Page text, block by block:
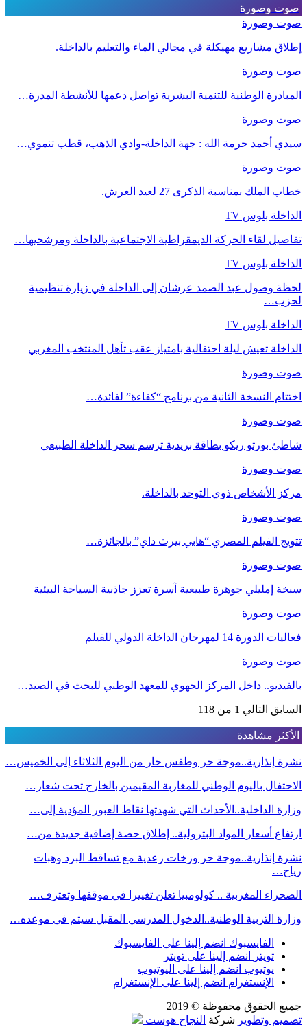
صوت وصورة
صوت وصورة
إطلاق مشاريع مهيكلة في مجالي الماء والتعليم بالداخلة.
صوت وصورة
المبادرة الوطنية للتنمية البشرية تواصل دعمها للأنشطة المدرة…
صوت وصورة
سيدي أحمد حرمة الله : جهة الداخلة-وادي الذهب، قطب تنموي…
صوت وصورة
خطاب الملك بمناسبة الذكرى 27 لعيد العرش.
الداخلة بلوس TV
تفاصيل لقاء الحركة الديمقراطية الاجتماعية بالداخلة ومرشحيها…
الداخلة بلوس TV
لحظة وصول عبد الصمد عرشان إلى الداخلة في زيارة تنظيمية
لحزب…
الداخلة بلوس TV
الداخلة تعيش ليلة احتفالية بامتياز عقب تأهل المنتخب المغربي
صوت وصورة
اختتام النسخة الثانية من برنامج “كفاءة” لفائدة…
صوت وصورة
شاطئ بورتو ريكو بطاقة بريدية ترسم سحر الداخلة الطبيعي
صوت وصورة
مركز الأشخاص ذوي التوحد بالداخلة.
صوت وصورة
تتويج الفيلم المصري “هابي بيرث داي” بالجائزة…
صوت وصورة
سبخة إمليلي جوهرة طبيعية آسرة تعزز جاذبية السياحة البيئية
صوت وصورة
فعاليات الدورة 14 لمهرجان الداخلة الدولي للفيلم
صوت وصورة
بالفيديو.. داخل المركز الجهوي للمعهد الوطني للبحث في الصيد…
السابق التالي 1 من 118
الأكثر مشاهدة
نشرة إنذارية..موجة حر وطقس حار من اليوم الثلاثاء إلى الخميس…
الاحتفال باليوم الوطني للمغاربة المقيمين بالخارج تحت شعار…
وزارة الداخلية..الأحداث التي شهدتها نقاط العبور المؤدية إلى…
ارتفاع أسعار المواد البترولية.. إطلاق حصة إضافية جديدة من…
نشرة إنذارية..موجة حر وزخات رعدية مع تساقط البرد وهبات
رياح…
الصحراء المغربية .. كولومبيا تعلن تغييرا في موقفها وتعترف…
وزارة التربية الوطنية..الدخول المدرسي المقبل سیتم في موعده…
الفايسبوك انضم إلينا على الفايسبوك
تويتر
انضم إلينا على تويتر
يوتيوب انضم إلينا على اليوتيوب
الإنستغرام انضم إلينا على الإنستغرام
جميع الحقوق محفوظة © 2019
تصميم وتطوير شركة النجاح هوست